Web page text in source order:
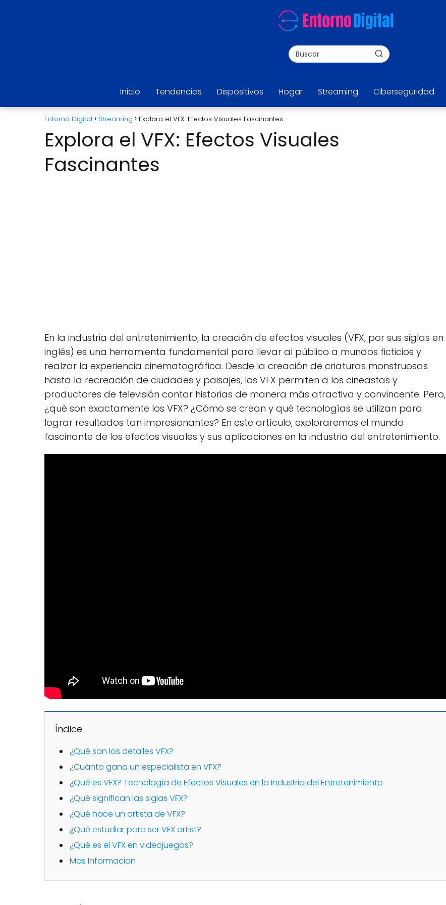
Inicio Tendencias Dispositivos Hogar Streaming Ciberseguridad
Entorno Digital Streaming Explora el VFX: Efectos Visuales Fascinantes
Explora el VFX: Efectos Visuales
Fascinantes
En la industria del entretenimiento, la creación de efectos visuales (VFX, por sus siglas en
inglés) es una herramienta fundamental para llevar al público a mundos ficticios y
realzar la experiencia cinematográfica. Desde la creación de criaturas monstruosas
hasta la recreación de ciudades y paisajes, los VFX permiten a los cineastas y
productores de televisión contar historias de manera más atractiva y convincente. Pero,
¿qué son exactamente los VFX? ¿Cómo se crean y qué tecnologías se utilizan para
lograr resultados tan impresionantes? En este artículo, exploraremos el mundo
fascinante de los efectos visuales y sus aplicaciones en la industria del entretenimiento.
Índice
¿Qué son los detalles VFX?
¿Cuánto gana un especialista en VFX?
¿Qué es VFX? Tecnología de Efectos Visuales en la Industria del Entretenimiento
¿Qué significan las siglas VFX?
¿Qué hace un artista de VFX?
¿Qué estudiar para ser VFX artist?
¿Qué es el VFX en videojuegos?
Mas Informacion